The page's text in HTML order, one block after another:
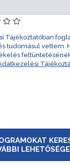
Tájékoztatóban
tudomásul vettem.